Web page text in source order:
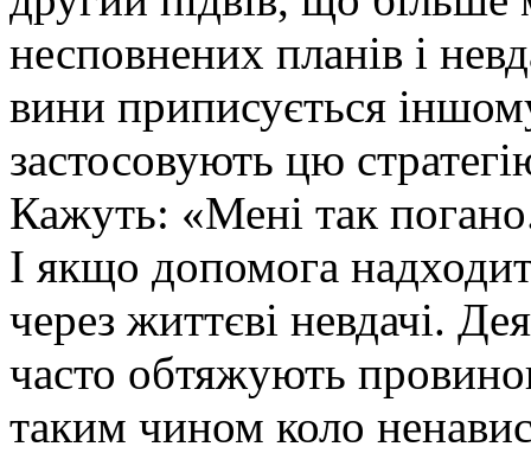
несповнених планів і
вини приписується
застосовують цю
Кажуть: «Мені так
І якщо допомога
через життєві невдачі.
часто обтяжують
таким чином коло